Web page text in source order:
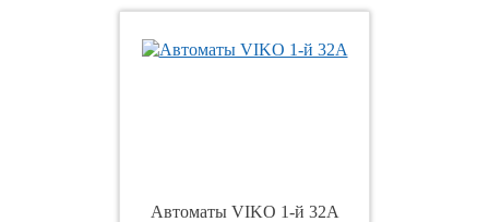
Автоматы VIKO 1-й 32А